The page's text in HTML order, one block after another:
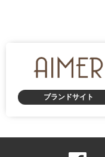
ブランドサイト